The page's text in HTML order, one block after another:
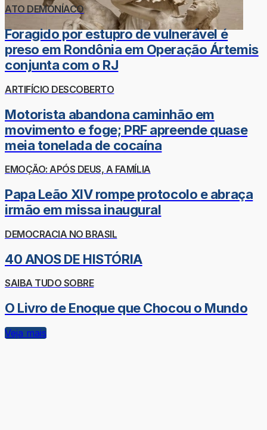
ATO DEMONÍACO
Foragido por estupro de vulnerável é
preso em Rondônia em Operação Ártemis
conjunta com o RJ
ARTIFÍCIO DESCOBERTO
Motorista abandona caminhão em
movimento e foge; PRF apreende quase
meia tonelada de cocaína
EMOÇÃO: APÓS DEUS, A FAMÍLIA
Papa Leão XIV rompe protocolo e abraça
irmão em missa inaugural
DEMOCRACIA NO BRASIL
40 ANOS DE HISTÓRIA
SAIBA TUDO SOBRE
O Livro de Enoque que Chocou o Mundo
Veja mais